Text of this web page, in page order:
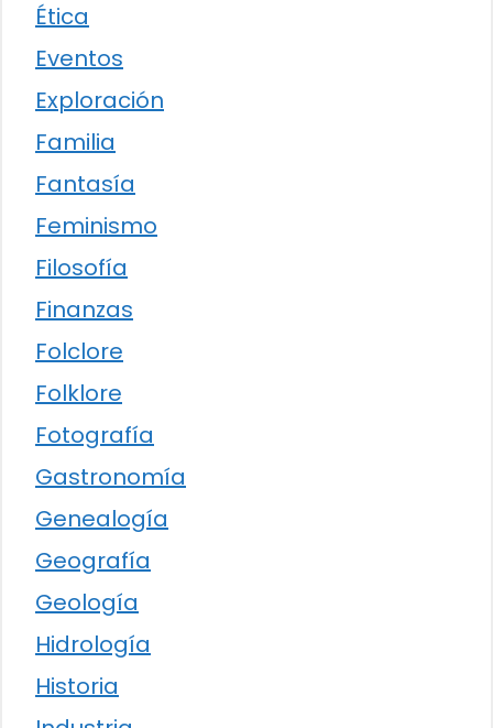
Ética
Eventos
Exploración
Familia
Fantasía
Feminismo
Filosofía
Finanzas
Folclore
Folklore
Fotografía
Gastronomía
Genealogía
Geografía
Geología
Hidrología
Historia